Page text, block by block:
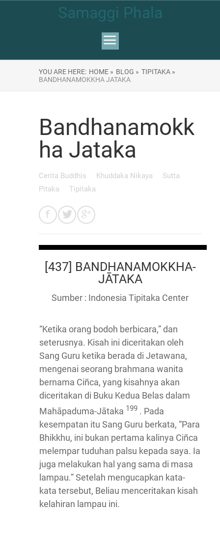
Samaggi Phala
YOU ARE HERE: HOME » BLOG » TIPITAKA »
BANDHANAMOKKHA JATAKA
Bandhanamokk
ha Jataka
Cerita Buddhis Khuddaka Nikaya
Sutta
Pitaka
Tipitaka
[437] BANDHANAMOKKHA-
JĀTAKA
Sumber : Indonesia Tipitaka Center
“Ketika orang bodoh berbicara,” dan
seterusnya. Kisah ini diceritakan oleh
Sang Guru ketika berada di Jetawana,
mengenai seorang brahmana wanita
bernama Ciñca, yang kisahnya akan
diceritakan di Buku Kedua Belas dalam
Mahāpaduma-Jātaka 199 . Pada
kesempatan itu Sang Guru berkata, “Para
Bhikkhu, ini bukan pertama kalinya Ciñca
melempar tuduhan palsu kepada saya. Ia
juga melakukan hal yang sama di masa
lampau.” Setelah mengucapkan kata-
kata tersebut, Beliau menceritakan kisah
kelahiran lampau ini.